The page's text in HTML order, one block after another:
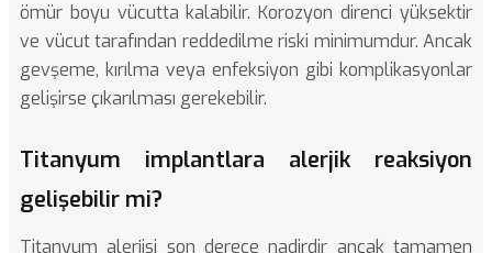
ömür boyu vücutta kalabilir. Korozyon direnci yüksektir
ve vücut tarafından reddedilme riski minimumdur. Ancak
gevşeme, kırılma veya enfeksiyon gibi komplikasyonlar
gelişirse çıkarılması gerekebilir.
Titanyum implantlara alerjik reaksiyon
gelişebilir mi?
Titanyum alerjisi son derece nadirdir ancak tamamen